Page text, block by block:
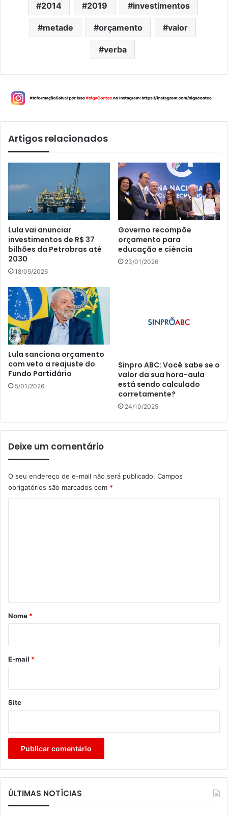
2014 2019 investimentos
metade orçamento valor
verba
Artigos relacionados
Lula vai anunciar
investimentos de R$ 37
bilhões da Petrobras até
2030
18/05/2026
Governo recompõe
orçamento para
educação e ciência
23/01/2026
Lula sanciona orçamento
com veto a reajuste do
Fundo Partidário
5/01/2026
Sinpro ABC: Você sabe se o
valor da sua hora-aula
está sendo calculado
corretamente?
24/10/2025
Deixe um comentário
O seu endereço de e-mail não será publicado. Campos
obrigatórios são marcados com *
r
*
Nome *
E-mail *
Site
ÚLTIMAS NOTÍCIAS